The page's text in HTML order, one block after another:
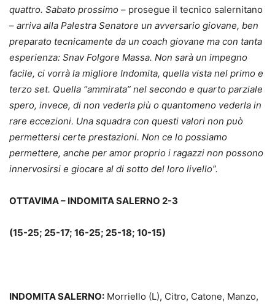
quattro. Sabato prossimo – prosegue il tecnico salernitano
– arriva alla Palestra Senatore un avversario giovane, ben
preparato tecnicamente da un coach giovane ma con tanta
esperienza: Snav Folgore Massa. Non sarà un impegno
facile, ci vorrà la migliore Indomita, quella vista nel primo e
terzo set. Quella “ammirata” nel secondo e quarto parziale
spero, invece, di non vederla più o quantomeno vederla in
rare eccezioni. Una squadra con questi valori non può
permettersi certe prestazioni. Non ce lo possiamo
permettere, anche per amor proprio i ragazzi non possono
innervosirsi e giocare al di sotto del loro livello”.
OTTAVIMA – INDOMITA SALERNO 2-3
(15-25; 25-17; 16-25; 25-18; 10-15)
INDOMITA SALERNO: Morriello (L), Citro, Catone, Manzo,